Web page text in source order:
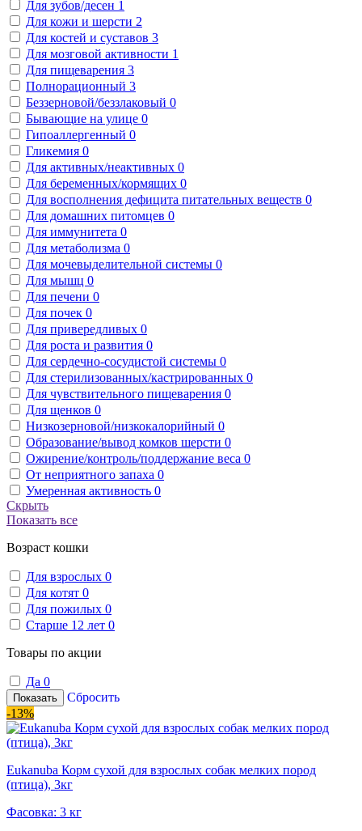
Для зубов/десен 1
Для кожи и шерсти 2
Для костей и суставов 3
Для мозговой активности 1
Для пищеварения 3
Полнорационный 3
Беззерновой/беззлаковый 0
Бывающие на улице 0
Гипоаллергенный 0
Гликемия 0
Для активных/неактивных 0
Для беременных/кормящих 0
Для восполнения дефицита питательных веществ 0
Для домашних питомцев 0
Для иммунитета 0
Для метаболизма 0
Для мочевыделительной системы 0
Для мышц 0
Для печени 0
Для почек 0
Для привередливых 0
Для роста и развития 0
Для сердечно-сосудистой системы 0
Для стерилизованных/кастрированных 0
Для чувствительного пищеварения 0
Для щенков 0
Низкозерновой/низкокалорийный 0
Образование/вывод комков шерсти 0
Ожирение/контроль/поддержание веса 0
От неприятного запаха 0
Умеренная активность 0
Скрыть
Показать все
Возраст кошки
Для взрослых 0
Для котят 0
Для пожилых 0
Старше 12 лет 0
Товары по акции
Да 0
Показать
Сбросить
-13%
Eukanuba Корм сухой для взрослых собак мелких пород
(птица), 3кг
Фасовка: 3 кг